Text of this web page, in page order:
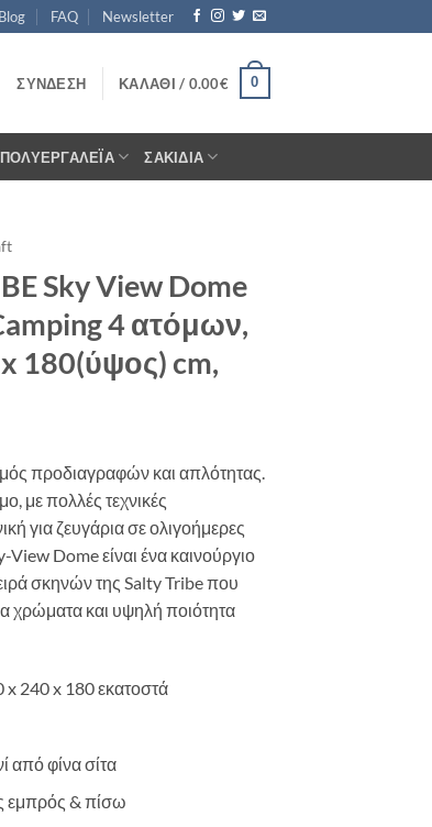
Blog FAQ Newsletter
ΣΎΝΔΕΣΗ ΚΑΛΆΘΙ / 0.00€ 0
ΣΑΚΊΔΙΑ
Sky View Dome
4 ατόμων,
180(ύψος) cm,
προδιαγραφών και απλότητας.
με πολλές τεχνικές
για ζευγάρια σε ολιγοήμερες
Dome είναι ένα καινούργιο
σκηνών της Salty Tribe που
χρώματα και υψηλή ποιότητα
x 240 x 180 εκατοστά
από φίνα σίτα
εμπρός & πίσω